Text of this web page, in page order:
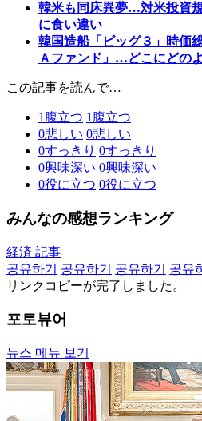
韓米も同床異夢…対米投資
に食い違い
韓国造船「ビッグ３」時価
Ａファンド」…どこにどの
この記事を読んで…
1 腹立つ 1 腹立つ
0悲しい 0悲しい
0すっきり 0すっきり
0興味深い 0興味深い
0役に立つ 0役に立つ
みんなの感想ランキング
経済 記事
공유하기
공유하기 공유하기 공유
リンクコピーが完了しました。
포토뷰어
뉴스 메뉴 보기